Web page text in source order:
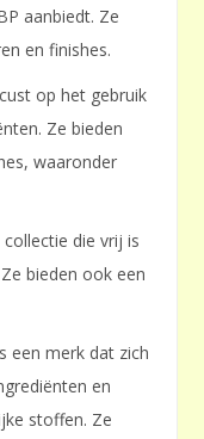
aanbiedt. Ze
en finishes.
op het gebruik
Ze bieden
waaronder
die vrij is
bieden ook een
een merk dat zich
en
stoffen. Ze